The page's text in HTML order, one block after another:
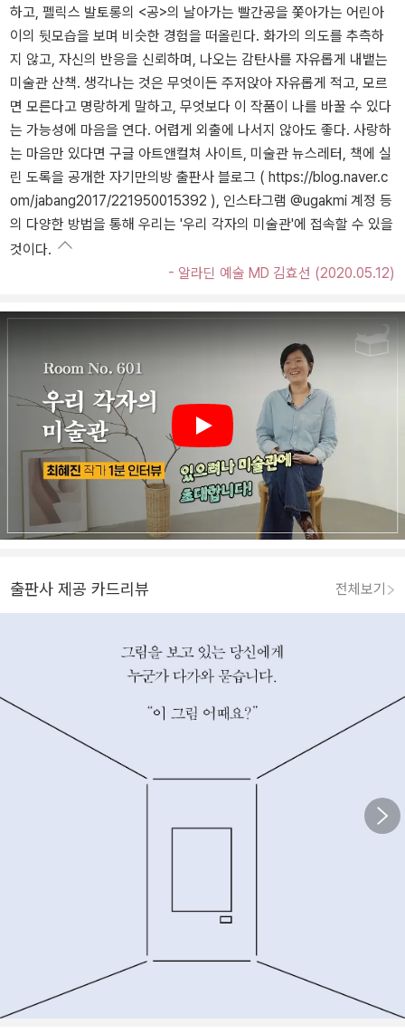
하고, 펠릭스 발토롱의 <공>의 날아가는 빨간공을 쫓아가는 어린아
이의 뒷모습을 보며 비슷한 경험을 떠올린다. 화가의 의도를 추측하
지 않고, 자신의 반응을 신뢰하며, 나오는 감탄사를 자유롭게 내뱉는
미술관 산책. 생각나는 것은 무엇이든 주저앉아 자유롭게 적고, 모르
면 모른다고 명랑하게 말하고, 무엇보다 이 작품이 나를 바꿀 수 있다
는 가능성에 마음을 연다. 어렵게 외출에 나서지 않아도 좋다. 사랑하
는 마음만 있다면 구글 아트앤컬쳐 사이트, 미술관 뉴스레터, 책에 실
린 도록을 공개한 자기만의방 출판사 블로그 ( https://blog.naver.c
om/jabang2017/221950015392 ), 인스타그램 @ugakmi 계정 등
의 다양한 방법을 통해 우리는 '우리 각자의 미술관'에 접속할 수 있을
것이다.
- 알라딘 예술 MD 김효선 (2020.05.12)
Play
출판사 제공 카드리뷰 전체보기